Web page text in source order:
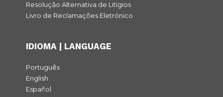
Resolução Alternativa de Litígios
Livro de Reclamações Eletrónico
IDIOMA | LANGUAGE
Português
English
Español